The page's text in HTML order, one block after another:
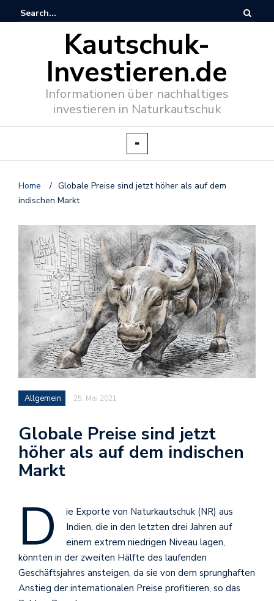
Kautschuk-
Investieren.de
Informationen über nachhaltiges
investieren in Naturkautschuk
Home / Globale Preise sind jetzt höher als auf dem
indischen Markt
Allgemein 25. Mai 2021
Globale Preise sind jetzt
höher als auf dem indischen
Markt
D
ie Exporte von Naturkautschuk (NR) aus
Indien, die in den letzten drei Jahren auf
einem extrem niedrigen Niveau lagen,
könnten in der zweiten Hälfte des laufenden
Geschäftsjahres ansteigen, da sie von dem sprunghaften
Anstieg der internationalen Preise profitieren, so das